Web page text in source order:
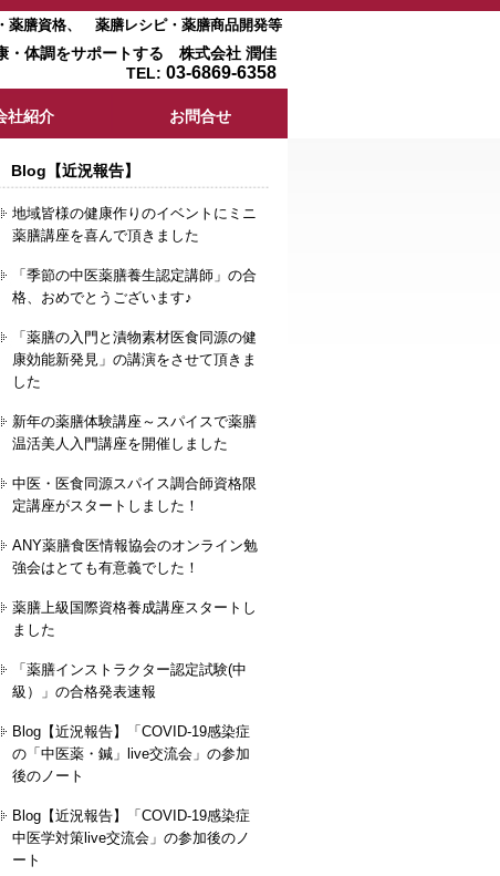
薬膳資格、 薬膳レシピ・薬膳商品開発等
・体調をサポートする 株式会社 潤佳
TEL: 03-6869-6358
社紹介 お問合せ
Blog【近況報告】
地域皆様の健康作りのイベントにミニ
薬膳講座を喜んで頂きました
「季節の中医薬膳養生認定講師」の合
格、おめでとうございます♪
「薬膳の入門と漬物素材医食同源の健
康効能新発見」の講演をさせて頂きま
した
新年の薬膳体験講座～スパイスで薬膳
温活美人入門講座を開催しました
中医・医食同源スパイス調合師資格限
定講座がスタートしました！
ANY薬膳食医情報協会のオンライン勉
強会はとても有意義でした！
薬膳上級国際資格養成講座スタートし
ました
「薬膳インストラクター認定試験(中
級）」の合格発表速報
Blog【近況報告】「COVID-19感染症
の「中医薬・鍼」live交流会」の参加
後のノート
Blog【近況報告】「COVID-19感染症
中医学対策live交流会」の参加後のノ
ート